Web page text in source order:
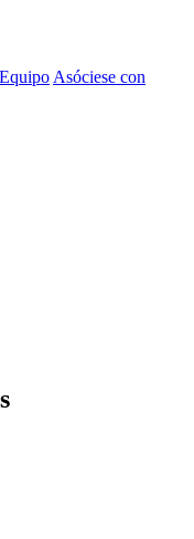
Asóciese con